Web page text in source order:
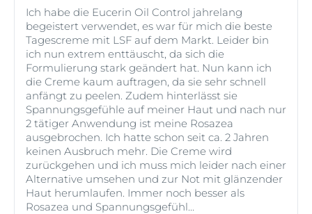
Ich habe die Eucerin Oil Control jahrelang
begeistert verwendet, es war für mich die beste
Tagescreme mit LSF auf dem Markt. Leider bin
ich nun extrem enttäuscht, da sich die
Formulierung stark geändert hat. Nun kann ich
die Creme kaum auftragen, da sie sehr schnell
anfängt zu peelen. Zudem hinterlässt sie
Spannungsgefühle auf meiner Haut und nach nur
2 tätiger Anwendung ist meine Rosazea
ausgebrochen. Ich hatte schon seit ca. 2 Jahren
keinen Ausbruch mehr. Die Creme wird
zurückgehen und ich muss mich leider nach einer
Alternative umsehen und zur Not mit glänzender
Haut herumlaufen. Immer noch besser als
Rosazea und Spannungsgefühl...